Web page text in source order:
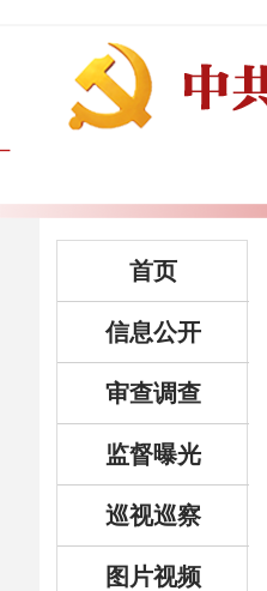
首页
信息公开
审查调查
监督曝光
巡视巡察
图片视频